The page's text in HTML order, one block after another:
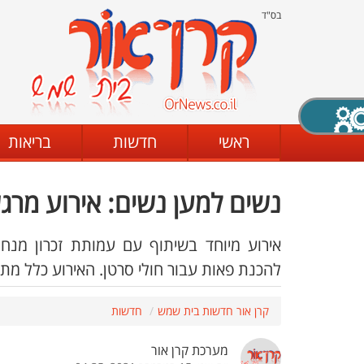
בס"ד
ראשי חדשות בריאות
נשים למען נשים: אירוע
אירוע מיוחד בשיתוף עם עמותת זכרון
להכנת פאות עבור חולי סרטן. האירוע כלל
קרן אור חדשות בית שמש חדשות
מערכת קרן אור
X סגירה
מצב שחור - לבן קביעת ניגודיות